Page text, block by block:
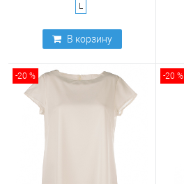
L
В корзину
-20 % -20 %